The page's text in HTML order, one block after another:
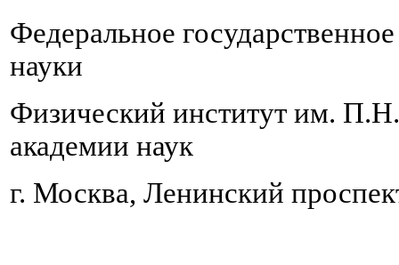
Федеральное
науки
Физический институт им.
академии наук
г. Москва, Ленинский